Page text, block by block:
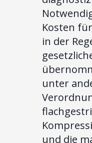
Kosten
in der
unter
und die